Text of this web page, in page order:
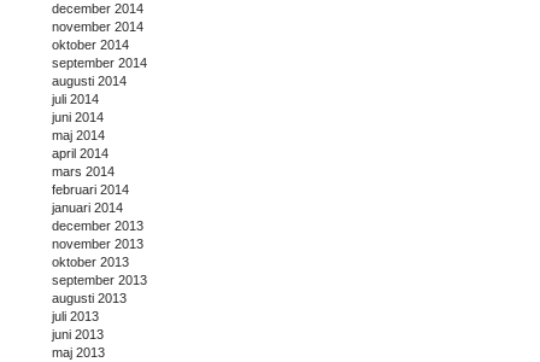
december 2014
november 2014
oktober 2014
september 2014
augusti 2014
juli 2014
juni 2014
maj 2014
april 2014
mars 2014
februari 2014
januari 2014
december 2013
november 2013
oktober 2013
september 2013
augusti 2013
juli 2013
juni 2013
maj 2013